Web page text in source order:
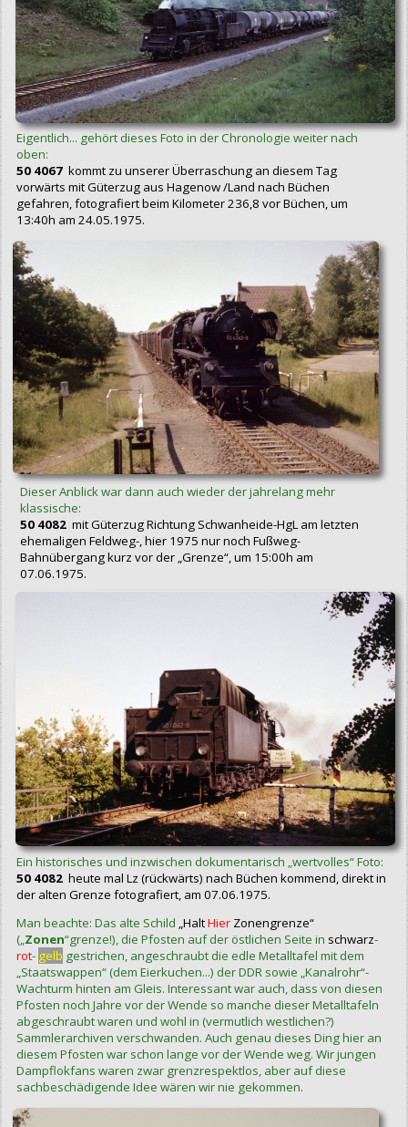
Eigentlich... gehört dieses Foto in der Chronologie weiter nach
oben:
50 4067 kommt zu unserer Überraschung an diesem Tag
vorwärts mit Güterzug aus Hagenow /Land nach Büchen
gefahren, fotografiert beim Kilometer 236,8 vor Büchen, um
13:40h am 24.05.1975.
Dieser Anblick war dann auch wieder der jahrelang mehr
klassische:
50 4082mit Güterzug Richtung Schwanheide-HgL am letzten
ehemaligen Feldweg-, hier 1975 nur noch Fußweg-
Bahnübergang kurz vor der „Grenze“, um 15:00h am
07.06.1975.
Ein historisches und inzwischen dokumentarisch „wertvolles“ Foto:
50 4082 heute mal Lz (rückwärts) nach Büchen kommend, direkt in
der alten Grenze fotografiert, am 07.06.1975.
Man beachte: Das alte Schild „HaltHier Zonengrenze“
(„Zonen“grenze!), die Pfosten auf der östlichen Seite in schwarz-
rot- gelb gestrichen, angeschraubt die edle Metalltafel mit dem
„Staatswappen“ (dem Eierkuchen...) der DDR sowie „Kanalrohr“-
Wachturm hinten am Gleis. Interessant war auch, dass von diesen
Pfosten noch Jahre vor der Wende so manche dieser Metalltafeln
abgeschraubt waren und wohl in (vermutlich westlichen?)
Sammlerarchiven verschwanden. Auch genau dieses Ding hier an
diesem Pfosten war schon lange vor der Wende weg. Wir jungen
Dampflokfans waren zwar grenzrespektlos, aber auf diese
sachbeschädigende Idee wären wir nie gekommen.